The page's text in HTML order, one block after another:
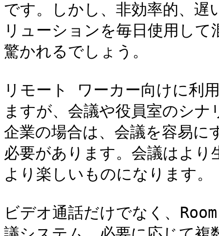
です。しかし、非効率的、
リューションを毎日使用し
驚かれるでしょう。
リモート ワーカー向けに利
ますが、会議や役員室のシ
企業の場合は、会議を容易
必要があります。会議はよ
より楽しいものになります。
ビデオ通話だけでなく、